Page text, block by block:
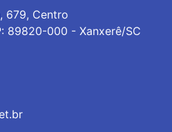
679, Centro
89820-000 - Xanxerê/SC